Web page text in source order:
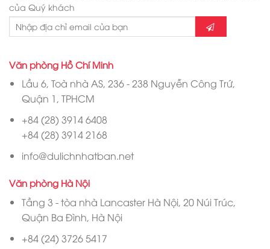
của Quý khách
Văn phòng Hồ Chí Minh
Lầu 6, Toà nhà AS, 236 - 238 Nguyễn Công Trứ,
Quận 1, TPHCM
+84 (28) 3914 6408
+84 (28) 3914 2168
info@dulichnhatban.net
Văn phòng Hà Nội
Tầng 3 - tòa nhà Lancaster Hà Nội, 20 Núi Trúc,
Quận Ba Đình, Hà Nội
+84 (24) 3726 5417